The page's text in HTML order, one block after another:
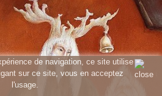
de navigation, ce site utilise
sur ce site, vous en acceptez
l'usage.